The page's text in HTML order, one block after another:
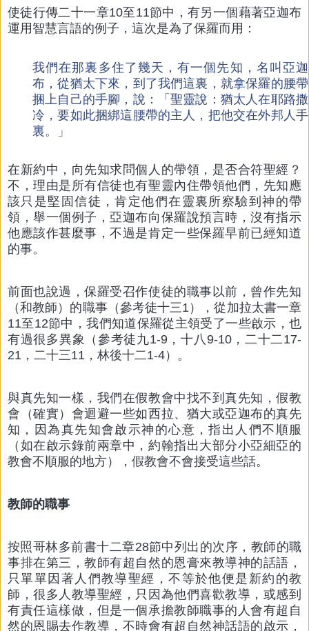
使徒行傳二十一章10至11節中，有另一個藉著亞迦布
運用智慧言語的例子，這次是為了保羅而用：
我們在那裏多住了幾天，有一個先知，名叫亞迦
布，從猶太下來，到了我們這裏，就拿保羅的腰帶
捆上自己的手腳，說：「聖靈說：猶太人在耶路撒
冷，要如此捆綁這腰帶的主人，把他交在外邦人手
裏。」
在新約中，向先知求問個人的帶領，是否合符聖經？
不，理由是所有信徒也有聖靈內住帶領他們，先知應
該只是堅固信徒，肯定他們在靈裏所察驗到神的帶
領，舉一個例子，亞迦布向保羅說預言時，沒有指示
他應該作甚麼事，不過是肯定一些保羅早前已經知道
的事。
前面也說過，保羅受召作使徒的職事以前，曾作先知
（和教師）的職事（參考徒十三1），從加拉太書一章
11至12節中，我們知道保羅從主領受了一些啟示，也
有過很多異象（參考徒九1-9，十八9-10，二十二17-
21，二十三11，林後十二1-4）。
與真先知一樣，我們在假教會中找不到真先知，假教
會（確實）會迴避一些如西拉、猶大或亞迦布的真先
知，因為真先知會啟示神的心意，指出人們不順服
（如在啟示錄前兩章中，約翰指出大部分小亞細亞的
教會不順服的地方），假教會不會接受這些話。
教師的職事
按照哥林多前書十二章28節中列出的次序，教師的職
事排在第三，教師有超自然的恩膏來教導神的話語，
只單單因著人們教導聖經，不等於他便是新約的教
師，很多人教導聖經，只因為他們喜歡教導，或感到
有責任這樣做，但是一個承擔教師職事的人會有超自
然的恩賜去作教導，不時會有超自然神話語的啟示，